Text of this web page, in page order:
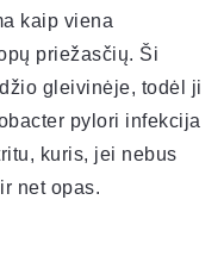
kaip viena
priežasčių. Ši
gleivinėje, todėl ji
pylori infekcija
kuris, jei nebus
net opas.